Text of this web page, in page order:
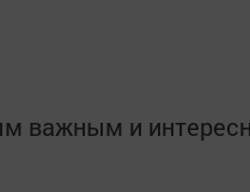
важным и